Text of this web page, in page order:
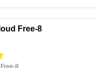
Free-8
8